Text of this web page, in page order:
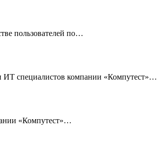
пользователей по…
ИТ специалистов компании «Компутест»…
«Компутест»…